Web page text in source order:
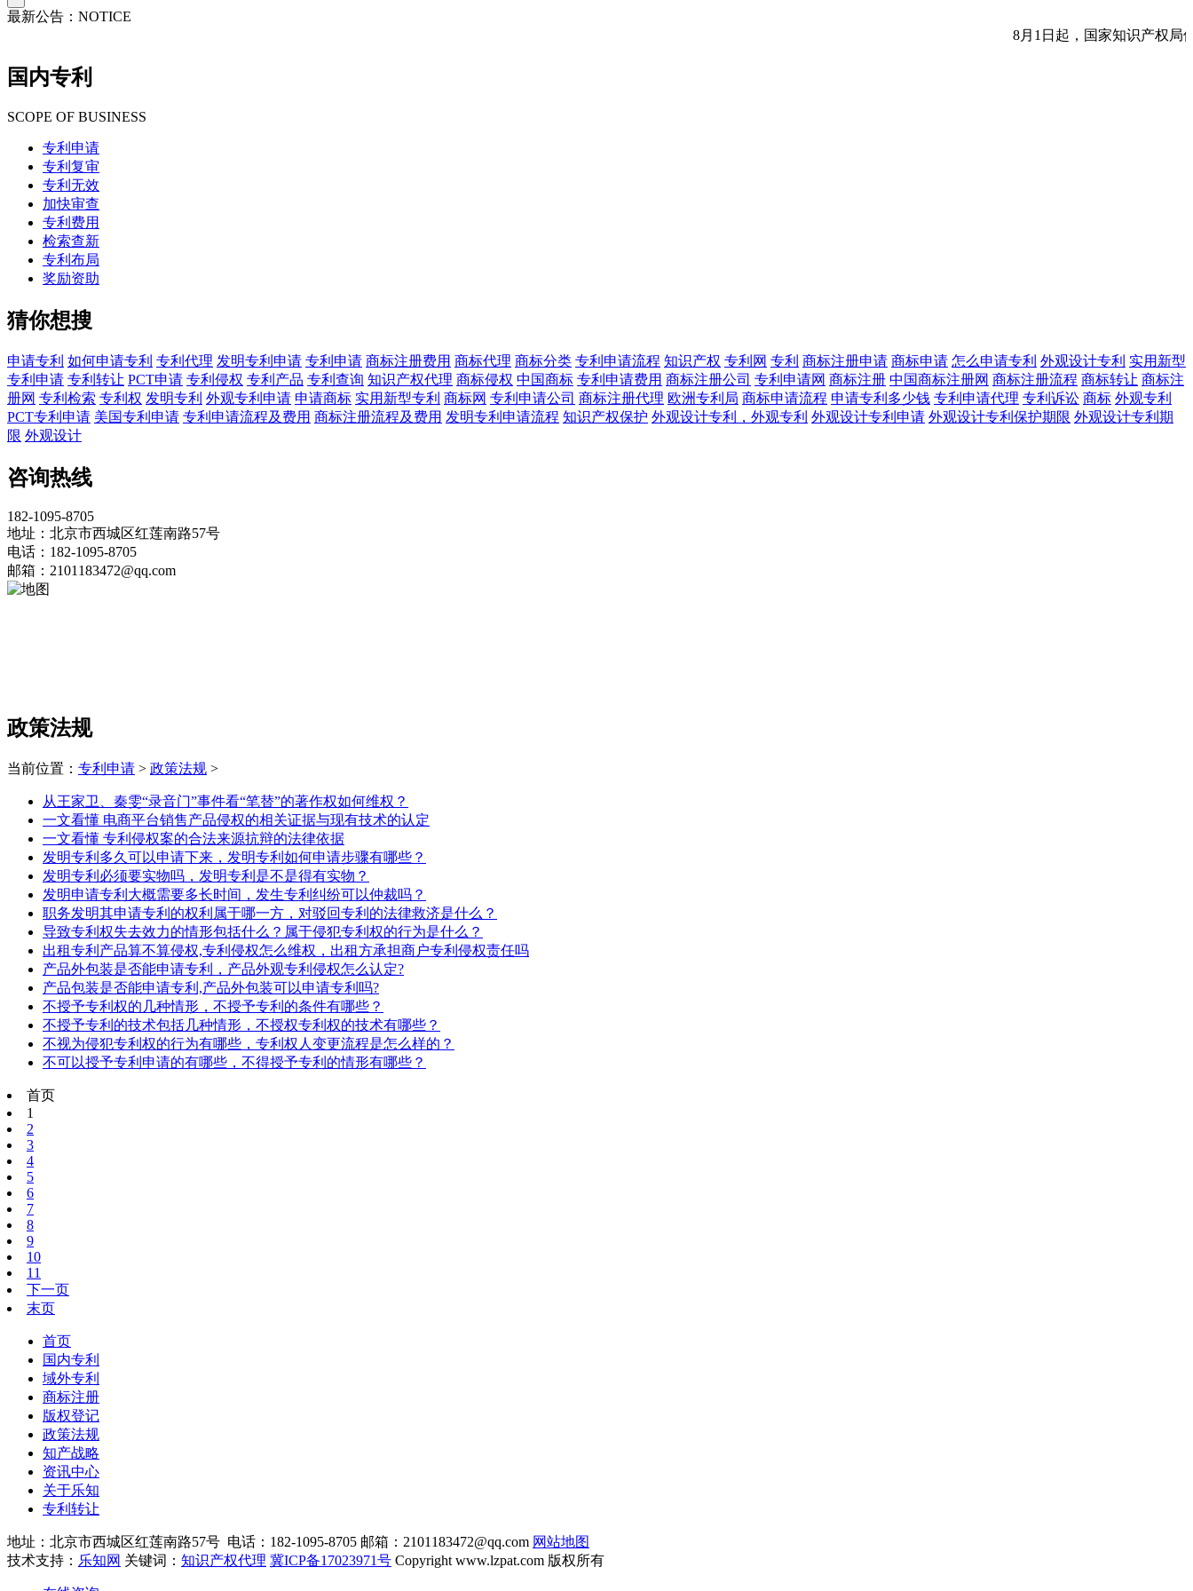
最新公告： NOTICE
8月1日起，国家知识产权局
国内专利
SCOPE OF BUSINESS
专利申请
专利复审
专利无效
加快审查
专利费用
检索查新
专利布局
奖励资助
猜你想搜
申请专利 如何申请专利 专利代理 发明专利申请 专利申请 商标注册费用 商标代理 商标分类 专利申请流程 知识产权 专利网 专利 商标注册申请 商标申请 怎么申请专利 外观设计专利 实用新型
专利申请 专利转让 PCT申请 专利侵权 专利产品 专利查询 知识产权代理 商标侵权 中国商标 专利申请费用 商标注册公司 专利申请网 商标注册 中国商标注册网 商标注册流程 商标转让 商标注
册网 专利检索 专利权 发明专利 外观专利申请 申请商标 实用新型专利 商标网 专利申请公司 商标注册代理 欧洲专利局 商标申请流程 申请专利多少钱 专利申请代理 专利诉讼 商标 外观专利
PCT专利申请 美国专利申请 专利申请流程及费用 商标注册流程及费用 发明专利申请流程 知识产权保护 外观设计专利，外观专利 外观设计专利申请 外观设计专利保护期限 外观设计专利期
限 外观设计
咨询热线
182-1095-8705
地址：北京市西城区红莲南路57号
电话：182-1095-8705
邮箱：2101183472@qq.com
政策法规
当前位置： 专利申请 > 政策法规 >
从王家卫、秦雯“录音门”事件看“笔替”的著作权如何维权？
一文看懂 电商平台销售产品侵权的相关证据与现有技术的认定
一文看懂 专利侵权案的合法来源抗辩的法律依据
发明专利多久可以申请下来，发明专利如何申请步骤有哪些？
发明专利必须要实物吗，发明专利是不是得有实物？
发明申请专利大概需要多长时间，发生专利纠纷可以仲裁吗？
职务发明其申请专利的权利属于哪一方，对驳回专利的法律救济是什么？
导致专利权失去效力的情形包括什么？属于侵犯专利权的行为是什么？
出租专利产品算不算侵权,专利侵权怎么维权，出租方承担商户专利侵权责任吗
产品外包装是否能申请专利，产品外观专利侵权怎么认定?
产品包装是否能申请专利,产品外包装可以申请专利吗?
不授予专利权的几种情形，不授予专利的条件有哪些？
不授予专利的技术包括几种情形，不授权专利权的技术有哪些？
不视为侵犯专利权的行为有哪些，专利权人变更流程是怎么样的？
不可以授予专利申请的有哪些，不得授予专利的情形有哪些？
首页
1
2
3
4
5
6
7
8
9
10
11
下一页
末页
首页
国内专利
域外专利
商标注册
版权登记
政策法规
知产战略
资讯中心
关于乐知
专利转让
地址：北京市西城区红莲南路57号 电话：182-1095-8705 邮箱：2101183472@qq.com 网站地图
技术支持： 乐知网 关键词： 知识产权代理 冀ICP备17023971号 Copyright www.lzpat.com 版权所有